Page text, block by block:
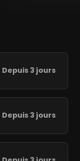
Depuis 3 jours
Depuis 3 jours